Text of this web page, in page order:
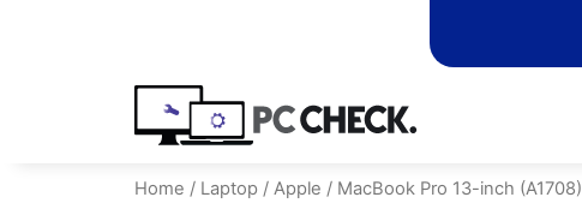
Home / Laptop / Apple / MacBook Pro 13-inch (A1708)